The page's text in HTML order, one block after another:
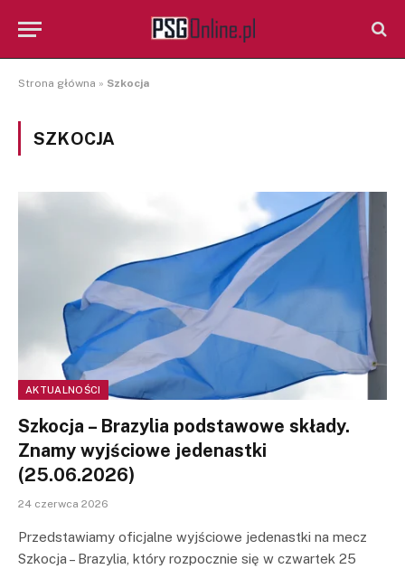
Strona główna » Szkocja
SZKOCJA
AKTUALNOŚCI
Szkocja – Brazylia podstawowe składy.
Znamy wyjściowe jedenastki
(25.06.2026)
24 czerwca 2026
Przedstawiamy oficjalne wyjściowe jedenastki na mecz
Szkocja – Brazylia, który rozpocznie się w czwartek 25